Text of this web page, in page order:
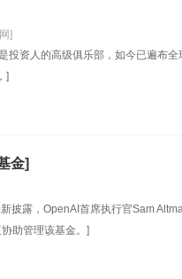
]
投资人的高级俱乐部，如今已遍布
]
金]
披露，OpenAI首席执行官Sam
助管理该基金。]